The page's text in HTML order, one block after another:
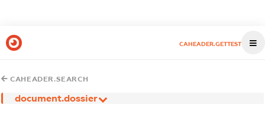
CAHEADER.GETTEST
CAHEADER.SEARCH
document.dossier